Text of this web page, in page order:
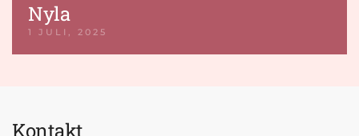
Nyla
1 JULI, 2025
Kontakt